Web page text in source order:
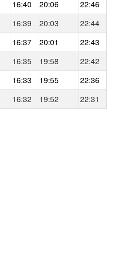
16:40 20:06
22:46
16:39 20:03
22:44
16:37 20:01
22:43
16:35 19:58
22:42
16:33 19:55
22:36
16:32 19:52 22:31